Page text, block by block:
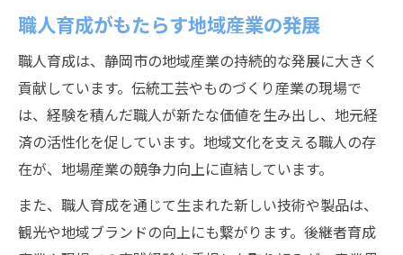
職人育成がもたらす地域産業の発展
職人育成は、静岡市の地域産業の持続的な発展に大きく
貢献しています。伝統工芸やものづくり産業の現場で
は、経験を積んだ職人が新たな価値を生み出し、地元経
済の活性化を促しています。地域文化を支える職人の存
在が、地場産業の競争力向上に直結しています。
また、職人育成を通じて生まれた新しい技術や製品は、
観光や地域ブランドの向上にも繋がります。後継者育成